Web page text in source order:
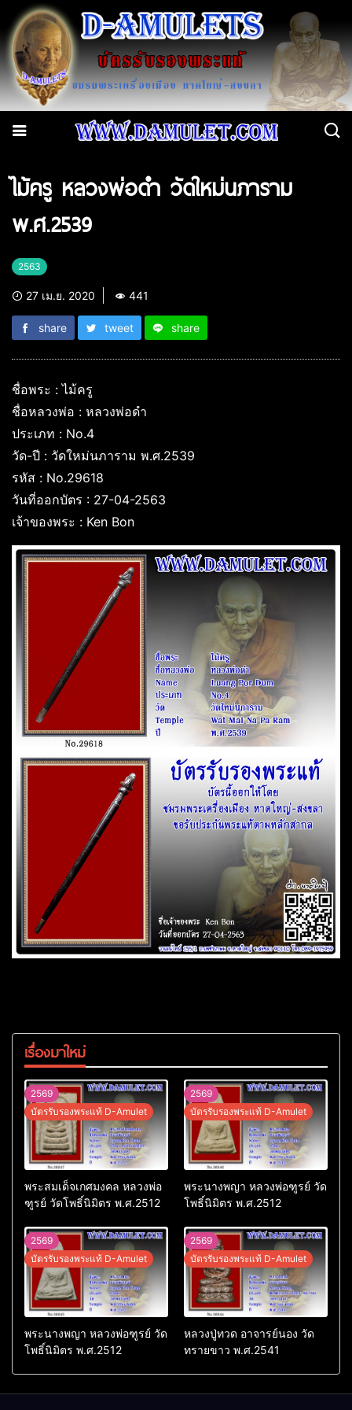
ไม้ครู หลวงพ่อดำ วัดใหม่นภาราม
พ.ศ.2539
2563
27 เม.ย. 2020 441
share tweet share
ชื่อพระ : ไม้ครู
ชื่อหลวงพ่อ : หลวงพ่อดำ
ประเภท : No.4
วัด-ปี : วัดใหม่นภาราม พ.ศ.2539
รหัส : No.29618
วันที่ออกบัตร : 27-04-2563
เจ้าของพระ : Ken Bon
เรื่องมาใหม่
2569
บัตรรับรองพระแท้ D-Amulet
พระสมเด็จเกศมงคล หลวงพ่อ
ฑูรย์ วัดโพธิ์นิมิตร พ.ศ.2512
2569
บัตรรับรองพระแท้ D-Amulet
พระนางพญา หลวงพ่อฑูรย์ วัด
โพธิ์นิมิตร พ.ศ.2512
2569
บัตรรับรองพระแท้ D-Amulet
พระนางพญา หลวงพ่อฑูรย์ วัด
โพธิ์นิมิตร พ.ศ.2512
2569
บัตรรับรองพระแท้ D-Amulet
หลวงปู่ทวด อาจารย์นอง วัด
ทรายขาว พ.ศ.2541